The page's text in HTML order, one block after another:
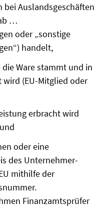
bei Auslandsgeschäften
…
oder „sonstige
handelt,
Ware stammt und in
(EU-Mitglied oder
erbracht wird
oder eine
des Unternehmer-
mithilfe der
Finanzamtsprüfer